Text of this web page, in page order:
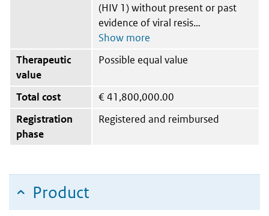
(HIV 1) without present or past
evidence of viral resis
Therapeutic
value
Possible equal value
Total cost € 41,800,000.00
Registration
phase
Registered and reimbursed
Product